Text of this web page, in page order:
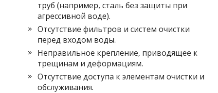
труб (например, сталь без защиты при
агрессивной воде).
Отсутствие фильтров и систем очистки
перед входом воды.
Неправильное крепление, приводящее к
трещинам и деформациям.
Отсутствие доступа к элементам очистки и
обслуживания.